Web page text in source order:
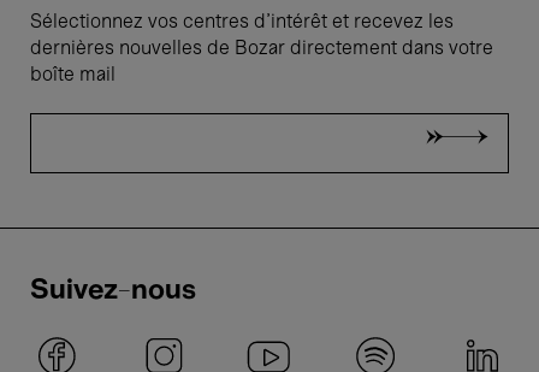
Sélectionnez vos centres d'intérêt et recevez les
dernières nouvelles de Bozar directement dans votre
boîte mail
Suivez-nous